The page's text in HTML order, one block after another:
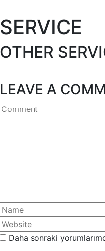
SERVICE
OTHER
LEAVE A
Daha sonraki